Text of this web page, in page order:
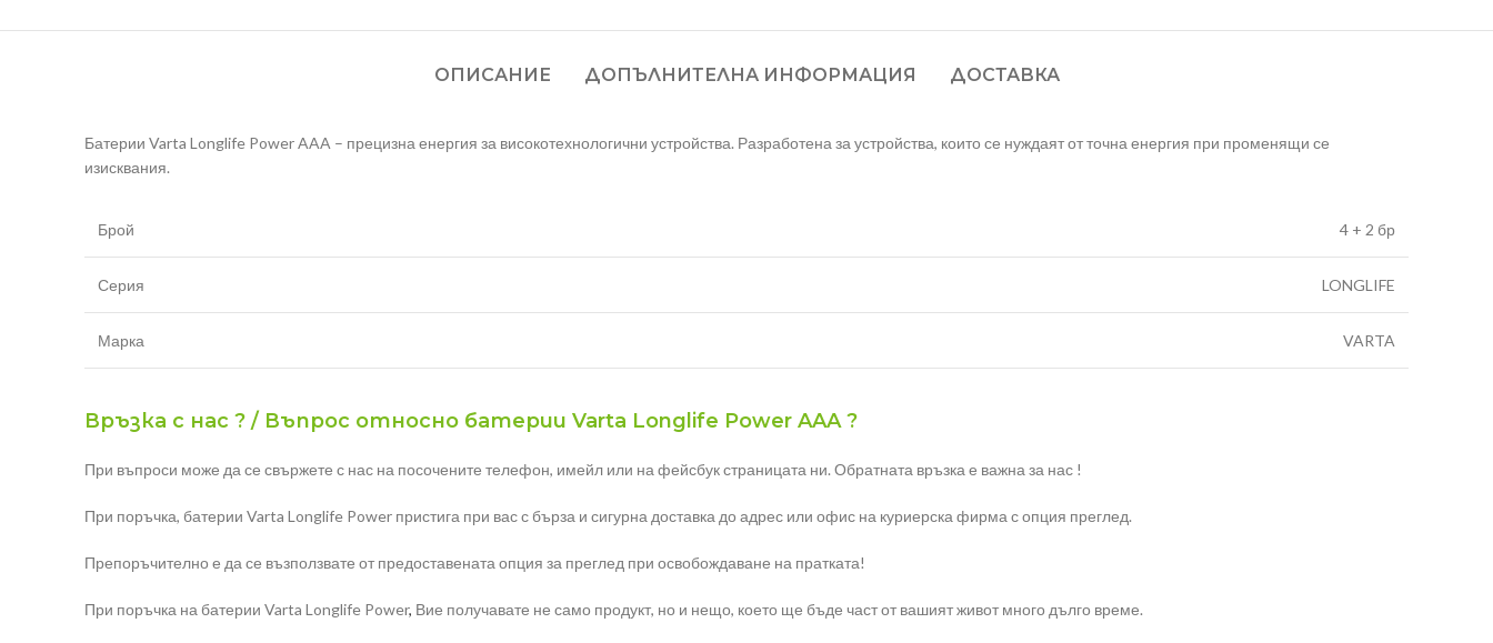
ОПИСАНИЕ ДОПЪЛНИТЕЛНА ИНФОРМАЦИЯ ДОСТАВКА
Батерии Varta Longlife Power AAA – прецизна енергия за високотехнологични устройства. Разработена за устройства, които се нуждаят от точна енергия при променящи се
изисквания.
Брой 4 + 2 бр
Серия LONGLIFE
Марка VARTA
Връзка с нас ? / Въпрос относно батерии Varta Longlife Power AAA ?
При въпроси може да се свържете с нас на посочените телефон, имейл или на фейсбук страницата ни. Обратната връзка е важна за нас !
При поръчка, батерии Varta Longlife Power пристига при вас с бърза и сигурна доставка до адрес или офис на куриерска фирма с опция преглед.
Препоръчително е да се възползвате от предоставената опция за преглед при освобождаване на пратката!
При поръчка на батерии Varta Longlife Power, Вие получавате не само продукт, но и нещо, което ще бъде част от вашият живот много дълго време.